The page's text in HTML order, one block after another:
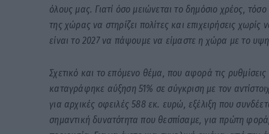
όλους μας. Γιατί όσο μειώνεται το δημόσιο χρέος,
της χώρας να στηρίζει πολίτες και επιχειρήσεις
είναι το 2027 να πάψουμε να είμαστε η χώρα με το
Σχετικό και το επόμενο θέμα, που αφορά τις
καταγράφηκε αύξηση 51% σε σύγκριση με τον
για αρχικές οφειλές 588 εκ. ευρώ, εξέλιξη που
σημαντική δυνατότητα που θεσπίσαμε, για πρώτη